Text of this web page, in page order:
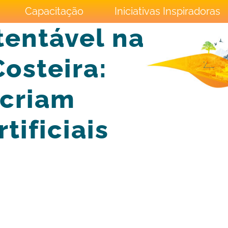
Capacitação Iniciativas Inspiradoras
na